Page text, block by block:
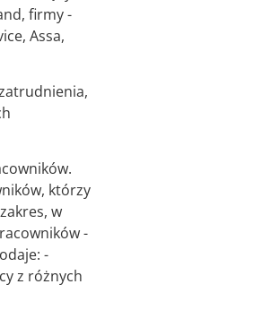
firmy -
Assa,
którzy
w
-
-
z różnych